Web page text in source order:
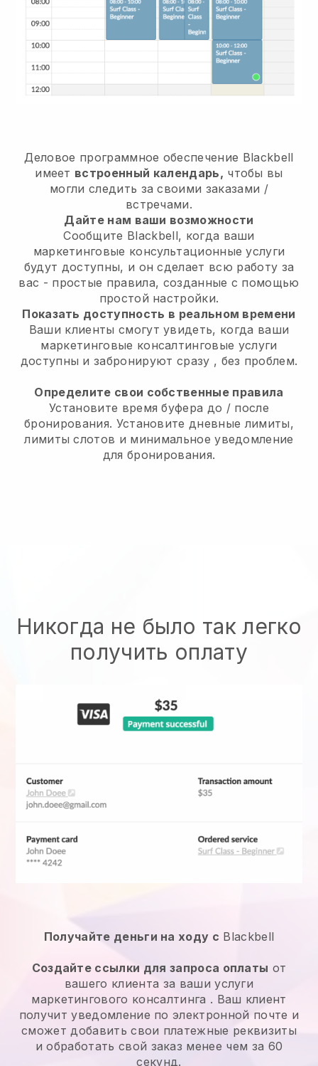
Деловое программное обеспечение Blackbell
имеет встроенный календарь, чтобы вы
могли следить за своими заказами /
встречами.
Дайте нам ваши возможности
Сообщите Blackbell, когда ваши
маркетинговые консультационные услуги
будут доступны, и он сделает всю работу за
вас - простые правила, созданные с помощью
простой настройки.
Показать доступность в реальном времени
Ваши клиенты смогут увидеть, когда ваши
маркетинговые консалтинговые услуги
доступны и забронируют сразу , без проблем.
Определите свои собственные правила
Установите время буфера до / после
бронирования. Установите дневные лимиты,
лимиты слотов и минимальное уведомление
для бронирования.
Никогда не было так легко
получить оплату
Получайте деньги на ходу с Blackbell
Создайте ссылки для запроса оплаты от
вашего клиента за вашиуслуги
маркетингового консалтинга . Ваш клиент
получит уведомление по электронной почте и
сможет добавить свои платежные реквизиты
и обработать свой заказ менее чем за 60
секунд.